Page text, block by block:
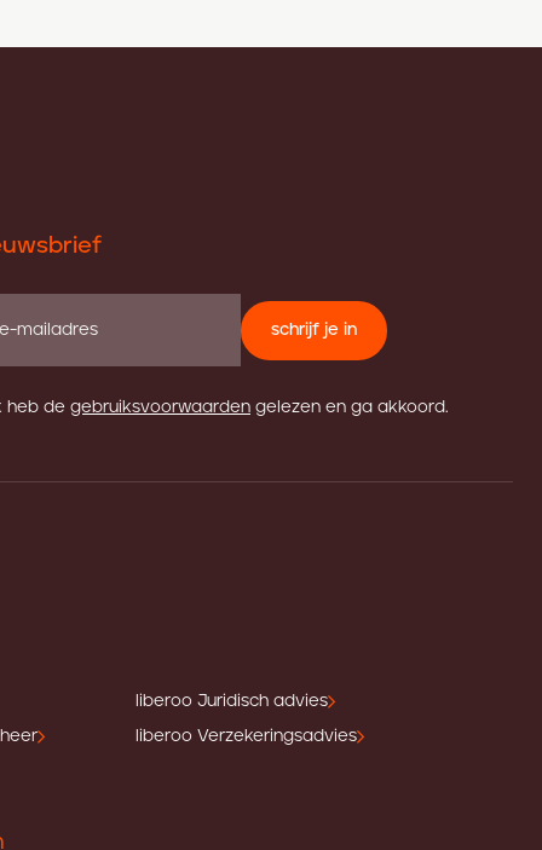
schrijf je in
heb de gebruiksvoorwaarden gelezen en ga akkoord.
liberoo Juridisch advies
liberoo Verzekeringsadvies